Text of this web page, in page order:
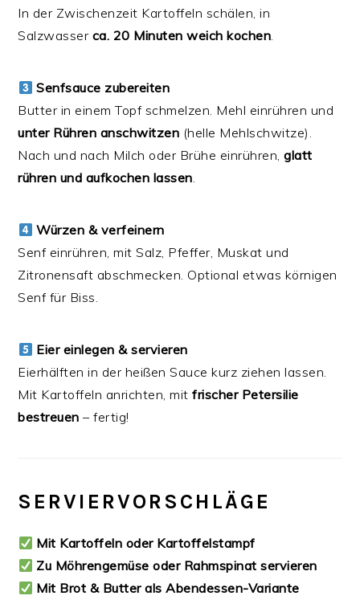
In der Zwischenzeit Kartoffeln schälen, in
Salzwasser ca. 20 Minuten weich kochen.
Senfsauce zubereiten
Butter in einem Topf schmelzen. Mehl einrühren und
unter Rühren anschwitzen (helle Mehlschwitze).
Nach und nach Milch oder Brühe einrühren,glatt
rühren und aufkochen lassen.
Würzen & verfeinern
Senf einrühren, mit Salz, Pfeffer, Muskat und
Zitronensaft abschmecken. Optional etwas körnigen
Senf für Biss.
Eier einlegen & servieren
Eierhälften in der heißen Sauce kurz ziehen lassen.
Mit Kartoffeln anrichten, mitfrischer Petersilie
bestreuen – fertig!
SERVIERVORSCHLÄGE
Mit Kartoffeln oder Kartoffelstampf
Zu Möhrengemüse oder Rahmspinat servieren
Mit Brot & Butter als Abendessen-Variante